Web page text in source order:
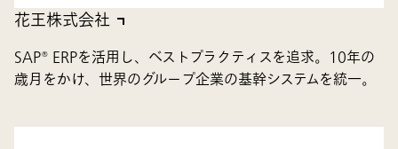
花王株式会社
SAP® ERPを活用し、ベストプラクティスを追求。10年の
歳月をかけ、世界のグループ企業の基幹システムを統一。